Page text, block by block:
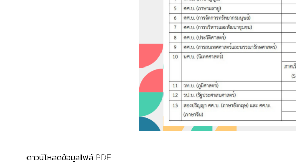
ดาวน์โหลดข้อมูลไฟล์ PDF